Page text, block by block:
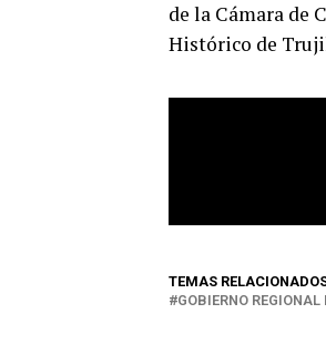
de la Cámara de
Histórico de
TEMAS
GOBIERNO REGIONAL